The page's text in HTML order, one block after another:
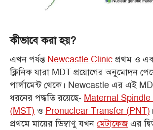
কীভাবে করা হয়?
এখন পর্যন্ত Newcastle Clinic প্রথম ও
ক্লিনিক যারা MDT প্রয়োগের অনুমোদন
পার্লামেন্ট থেকে। Newcastle এর এই
ধরনের পদ্ধতি রয়েছে- Maternal
(MST) ও Pronuclear Transfer (PNT)
প্রথমে মায়ের ডিম্বাণু যখন মেটাফেজএর